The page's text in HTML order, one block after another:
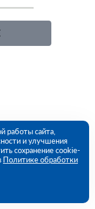
работы сайта,
и улучшения
сохранение cookie-
Политике обработки